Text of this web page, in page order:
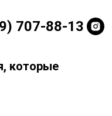
707-88-13
которые